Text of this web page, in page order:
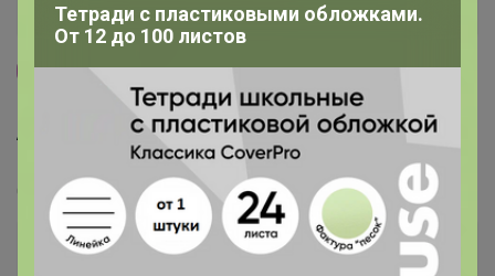
19.7K 44.3K 1.9K 5
Arida - ароматы для дома и авто от 50р!!! Супер-
Стоп 14 августа
Тетради с пластиковыми обложками.
От 12 до 100 листов